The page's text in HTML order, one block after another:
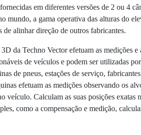
em diferentes versões de 2 ou 4
mundo, a gama operativa das alturas do
de alinhar direção de outros fabricantes.
da Techno Vector efetuam as medições e
de veículos e podem ser utilizadas por
de pneus, estações de serviço,
efetuam as medições observando os
veículo. Calculam as suas posições exatas
como a compensação e medição,